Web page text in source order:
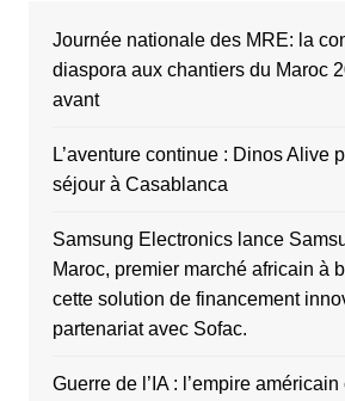
Journée nationale des MRE: la
diaspora aux chantiers du Maroc
avant
L’aventure continue : Dinos Alive
séjour à Casablanca
Samsung Electronics lance
Maroc, premier marché africain à
cette solution de financement
partenariat avec Sofac.
Guerre de l’IA : l’empire